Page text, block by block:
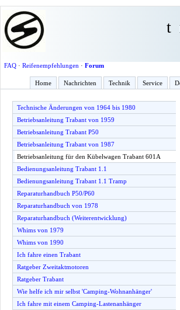
FAQ· Reifenempfehlungen · Forum
Home Nachrichten Technik Service
Technische Änderungen von 1964 bis 1980
Betriebsanleitung Trabant von 1959
Betriebsanleitung Trabant P50
Betriebsanleitung Trabant von 1987
Betriebsanleitung für den Kübelwagen Trabant 601A
Bedienungsanleitung Trabant 1.1
Bedienungsanleitung Trabant 1.1 Tramp
Reparaturhandbuch P50/P60
Reparaturhandbuch von 1978
Reparaturhandbuch (Weiterentwicklung)
Whims von 1979
Whims von 1990
Ich fahre einen Trabant
Ratgeber Zweitaktmotoren
Ratgeber Trabant
Wie helfe ich mir selbst 'Camping-Wohnanhänger'
Ich fahre mit einem Camping-Lastenanhänger